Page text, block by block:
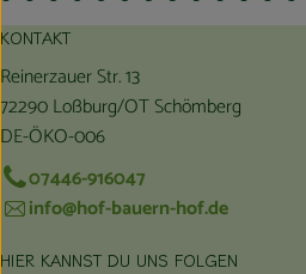
KONTAKT
Reinerzauer Str. 13
72290 Loßburg/OT Schömberg
DE-ÖKO-006
07446-916047
info@hof-bauern-hof.de
HIER KANNST DU UNS FOLGEN